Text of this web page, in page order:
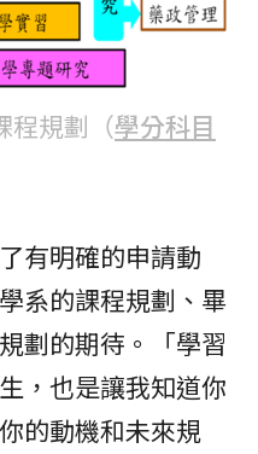
程規劃（學分科目
有明確的申請動
系的課程規劃、畢
劃的期待。「學習
，也是讓我知道你
的動機和未來規